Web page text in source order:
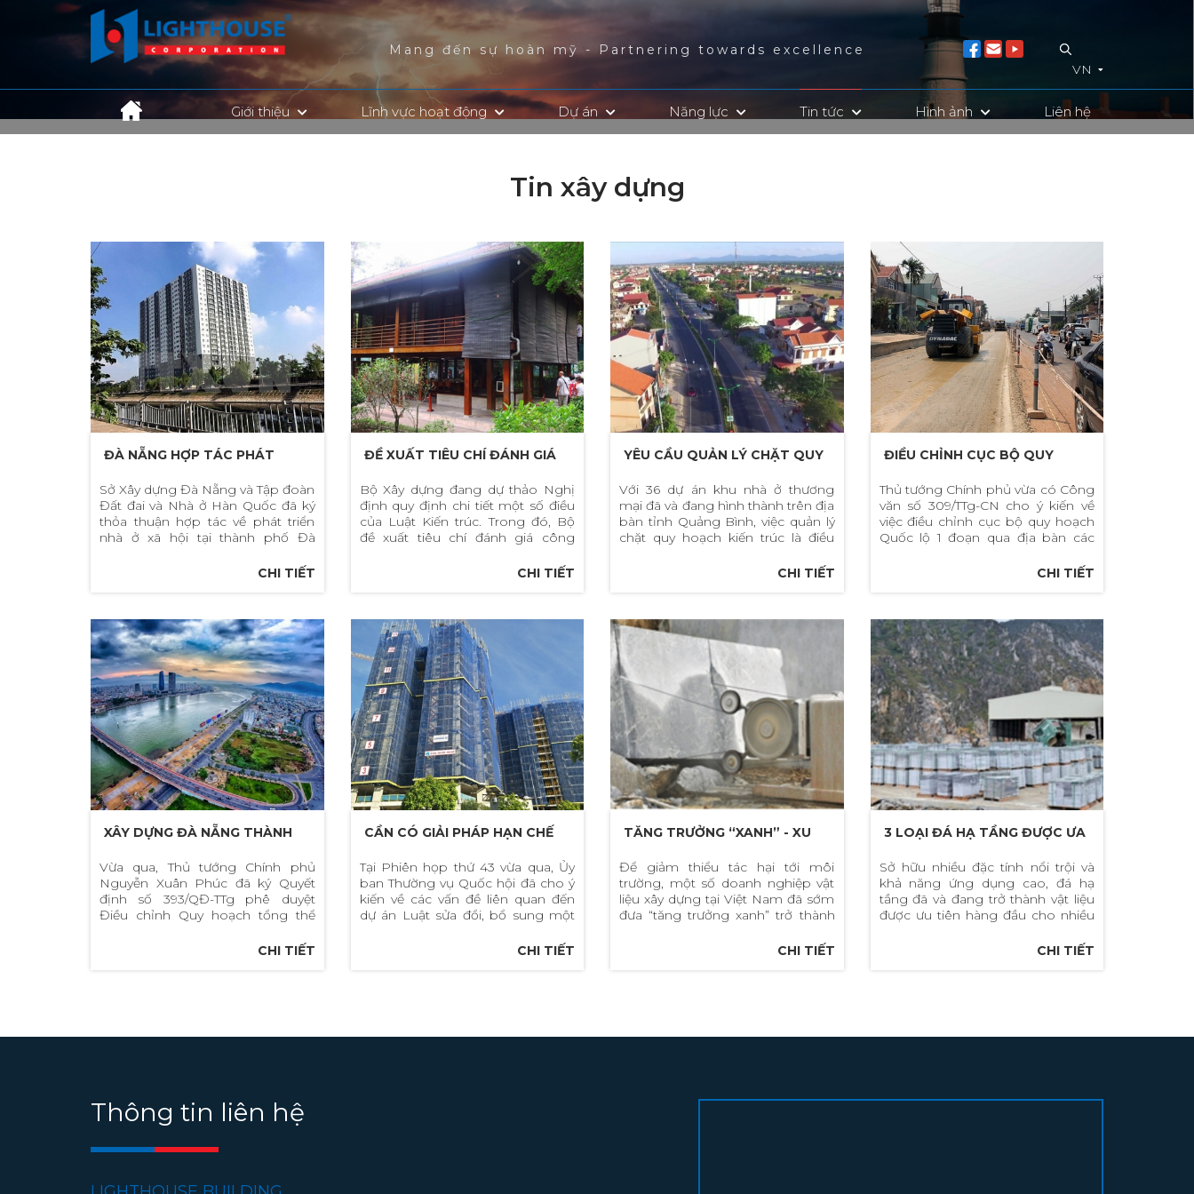
Mang đến sự hoàn mỹ - Partnering towards excellence
VN
Giới thiệu Lĩnh vực hoạt động Dự án Năng lực Tin tức Hình ảnh Liên hệ
Tin xây dựng
ĐÀ NẴNG HỢP TÁC PHÁT
TRIỂN VỚI HÀN QUỐC TRONG
LĨNH VỰC NHÀ Ở XÃ HỘI
Sở Xây dựng Đà Nẵng và Tập đoàn
Đất đai và Nhà ở Hàn Quốc đã ký
thỏa thuận hợp tác về phát triển
nhà ở xã hội tại thành phố Đà
CHI TIẾT
ĐỀ XUẤT TIÊU CHÍ ĐÁNH GIÁ
CÔNG TRÌNH KIẾN TRÚC CÓ
GIÁ TRỊ
Bộ Xây dựng đang dự thảo Nghị
định quy định chi tiết một số điều
của Luật Kiến trúc. Trong đó, Bộ
đề xuất tiêu chí đánh giá công
CHI TIẾT
YÊU CẦU QUẢN LÝ CHẶT QUY
HOẠCH KIẾN TRÚC, CẢNH
QUAN TẠI CÁC KHU NHÀ Ở
THƯƠNG MẠI Ở QUẢNG BÌNH
Với 36 dự án khu nhà ở thương
mại đã và đang hình thành trên địa
bàn tỉnh Quảng Bình, việc quản lý
chặt quy hoạch kiến trúc là điều
CHI TIẾT
ĐIỀU CHỈNH CỤC BỘ QUY
HOẠCH QUỐC LỘ 1
Thủ tướng Chính phủ vừa có Công
văn số 309/TTg-CN cho ý kiến về
việc điều chỉnh cục bộ quy hoạch
Quốc lộ 1 đoạn qua địa bàn các
CHI TIẾT
XÂY DỰNG ĐÀ NẴNG THÀNH
TRUNG TÂM KINH TẾ - XÃ HỘI
LỚN CỦA CẢ NƯỚC
Vừa qua, Thủ tướng Chính phủ
Nguyễn Xuân Phúc đã ký Quyết
định số 393/QĐ-TTg phê duyệt
Điều chỉnh Quy hoạch tổng thể
phố Đà Nẵng đến năm 2020, tầm
CHI TIẾT
CẦN CÓ GIẢI PHÁP HẠN CHẾ
QUY HOẠCH “TREO”
Tại Phiên họp thứ 43 vừa qua, Ủy
ban Thường vụ Quốc hội đã cho ý
kiến về các vấn đề liên quan đến
dự án Luật sửa đổi, bổ sung một
CHI TIẾT
TĂNG TRƯỞNG “XANH” - XU
HƯỚNG TẤT YẾU CỦA NGÀNH
VẬT LIỆU XÂY DỰNG
Để giảm thiểu tác hại tới môi
trường, một số doanh nghiệp vật
liệu xây dựng tại Việt Nam đã sớm
đưa “tăng trưởng xanh” trở thành
CHI TIẾT
3 LOẠI ĐÁ HẠ TẦNG ĐƯỢC ƯA
CHUỘNG HÀNG ĐẦU TRÊN THỊ
TRƯỜNG
Sở hữu nhiều đặc tính nổi trội và
khả năng ứng dụng cao, đá hạ
tầng đã và đang trở thành vật liệu
được ưu tiên hàng đầu cho nhiều
CHI TIẾT
Thông tin liên hệ